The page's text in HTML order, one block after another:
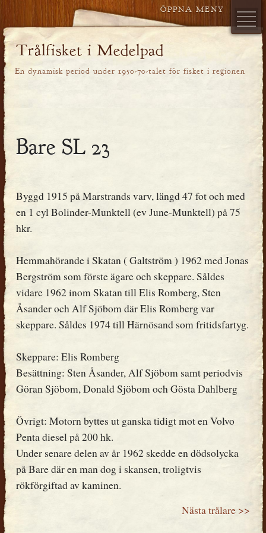
Trålfisket i Medelpad
En dynamisk period under 1950-70-talet för fisket i regionen
Bare SL 23
Byggd 1915 på Marstrands varv, längd 47 fot och med
en 1 cyl Bolinder-Munktell (ev June-Munktell) på 75
hkr.
Hemmahörande i Skatan ( Galtström ) 1962 med Jonas
Bergström som förste ägare och skeppare. Såldes
vidare 1962 inom Skatan till Elis Romberg, Sten
Åsander och Alf Sjöbom där Elis Romberg var
skeppare. Såldes 1974 till Härnösand som fritidsfartyg.
Skeppare: Elis Romberg
Besättning: Sten Åsander, Alf Sjöbom samt periodvis
Göran Sjöbom, Donald Sjöbom och Gösta Dahlberg
Övrigt: Motorn byttes ut ganska tidigt mot en Volvo
Penta diesel på 200 hk.
Under senare delen av år 1962 skedde en dödsolycka
på Bare där en man dog i skansen, troligtvis
rökförgiftad av kaminen.
Nästa trålare >>